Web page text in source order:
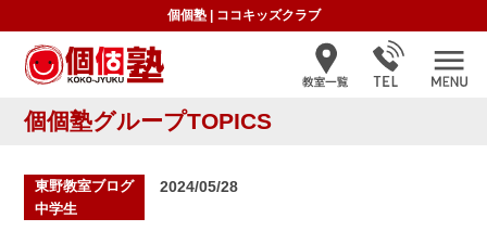
個個塾| ココキッズクラブ
個個塾グループTOPICS
投2024/05/28
東野教室ブログ
中学生